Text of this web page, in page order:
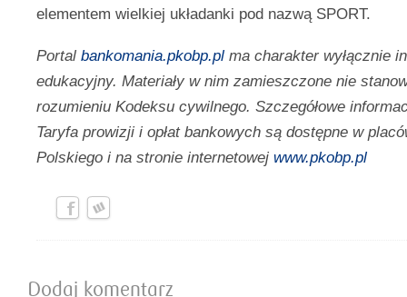
elementem wielkiej układanki pod nazwą SPORT.
Portal bankomania.pkobp.pl ma charakter wyłącznie
edukacyjny. Materiały w nim zamieszczone nie
rozumieniu Kodeksu cywilnego. Szczegółowe
Taryfa prowizji i opłat bankowych są dostępne w
Polskiego i na stronie internetowej www.pkobp.pl
Dodaj komentarz